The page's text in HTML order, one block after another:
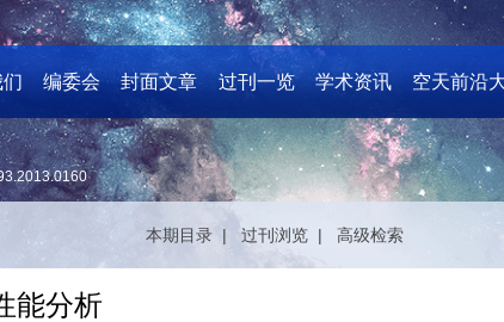
编委会 封面文章 过刊一览 学术资讯 空天前沿
本期目录 | 过刊浏览 | 高级检索
能分析